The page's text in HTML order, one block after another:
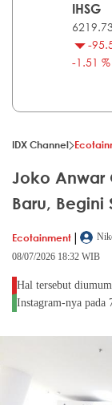
IHSG
-
-1.51 %
IDX Channel
Joko Anwar
Baru, Begini
Ecotainment |
08/07/2026 18:32 WIB
Hal tersebut
Instagram-nya pada